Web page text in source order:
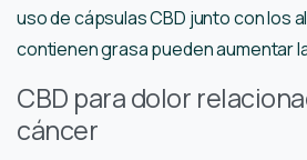
uso de cápsulas CBD junto con los
contienen grasa pueden aumentar
CBD para dolor
cáncer